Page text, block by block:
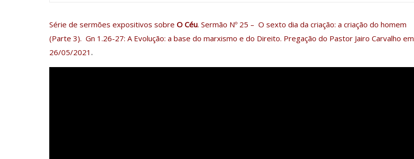
Série de sermões expositivos sobre O Céu. Sermão Nº 25 – O sexto dia da criação: a criação do homem
(Parte 3). Gn 1.26-27: A Evolução: a base do marxismo e do Direito. Pregação do Pastor Jairo Carvalho em
26/05/2021 .